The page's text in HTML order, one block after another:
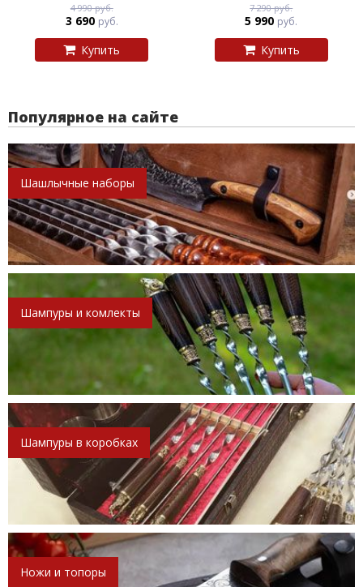
4 990 руб.
3 690 руб.
Купить
7 290 руб.
5 990 руб.
Купить
Популярное на сайте
Шашлычные наборы
Шампуры и комлекты
Шампуры в коробках
Ножи и топоры